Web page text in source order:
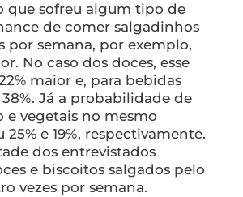
que sofreu algum tipo de
de comer salgadinhos
por semana, por exemplo,
No caso dos doces, esse
maior e, para bebidas
38%. Já a probabilidade de
e vegetais no mesmo
e 19%, respectivamente.
dos entrevistados
e biscoitos salgados pelo
vezes por semana.